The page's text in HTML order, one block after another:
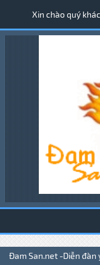
Xin chào quý
Đam San.net -Diễn đàn